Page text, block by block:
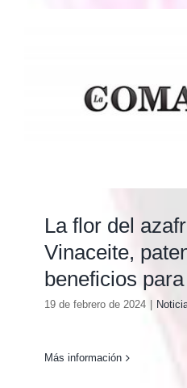
La flor del
Vinaceite,
beneficios
19 de febrero de 2024
Más información